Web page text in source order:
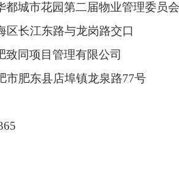
都城市花园第二届物业管理委员会
区长江东路与龙岗路交口
致同项目管理有限公司
市肥东县店埠镇龙泉路77号